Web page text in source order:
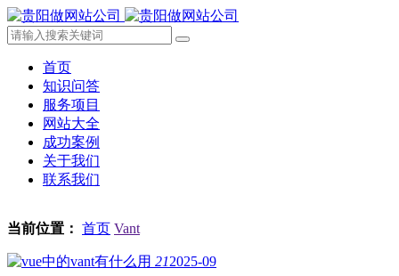
首页
知识问答
服务项目
网站大全
成功案例
关于我们
联系我们
当前位置： 首页 Vant
212025-09